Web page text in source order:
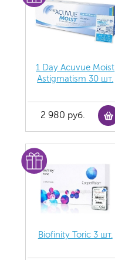
1 Day Acuvue Moist
Аstigmatism 30 шт.
2 980 руб.
Biofinity Toric 3 шт.